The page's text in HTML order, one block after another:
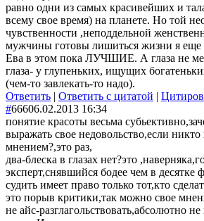
равно одни из самых красивейших и
всему свое время) на планете. Но той
чувственности ,неподдельной
мужчины готовы лишиться жизни я
Ева в этом пока ЛУЧШИЕ. А глаза не
глаза- у глупеньких, ищущих
(чем-то завлекать-то надо).
Ответить | Ответить с цитатой |
#66606.02.2013 16:34
понятие красоты весьма
выражать свое недовольство,если никто
мнением?,это раз,
два-блеска в глазах нет?это
эксперт,снявшийся бодее чем в десятке
судить имеет право только тот,кто
это порыв критики,так можно свое
не айс-разглагольствовать,абсолютно